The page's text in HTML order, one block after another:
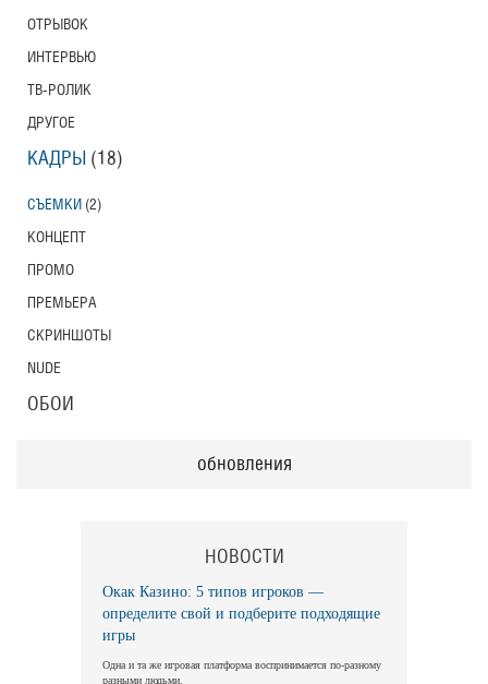
ОТРЫВОК
ИНТЕРВЬЮ
ТВ-РОЛИК
ДРУГОЕ
КАДРЫ (18)
СЪЕМКИ (2)
КОНЦЕПТ
ПРОМО
ПРЕМЬЕРА
СКРИНШОТЫ
NUDE
ОБОИ
обновления
НОВОСТИ
Окак Казино: 5 типов игроков —
определите свой и подберите подходящие
игры
Одна и та же игровая платформа воспринимается по-разному
разными людьми.